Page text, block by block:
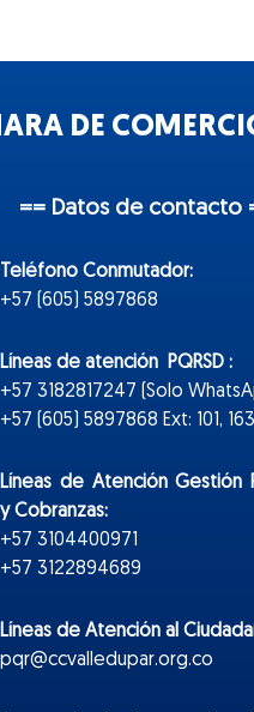
DE
== Datos de contacto
Teléfono Conmutador:
+57 (605) 5897868
Líneas de atención PQRSD :
+57 3182817247 (Solo
+57 (605) 5897868 Ext: 101, 163
Líneas de Atención Gestión
y Cobranzas:
+57 3104400971
+57 3122894689
Líneas de Atención al
pqr@ccvalledupar.org.co